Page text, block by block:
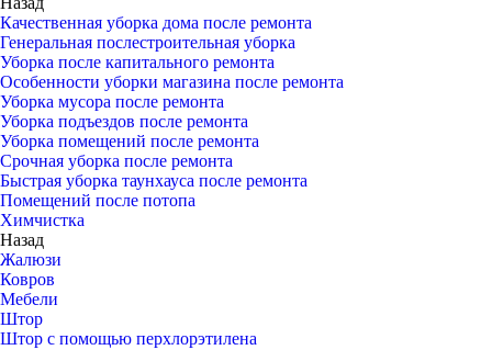
Качественная уборка дома после ремонта
Генеральная послестроительная уборка
Уборка после капитального ремонта
Особенности уборки магазина после ремонта
Уборка мусора после ремонта
Уборка подъездов после ремонта
Уборка помещений после ремонта
Срочная уборка после ремонта
Быстрая уборка таунхауса после ремонта
Помещений после потопа
Химчистка
Назад
Жалюзи
Ковров
Мебели
Штор
Штор с помощью перхлорэтилена